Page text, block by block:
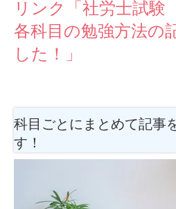
リンク「社労士試
各科目の勉強方法の
した！」
科目ごとにまとめて記事
す！